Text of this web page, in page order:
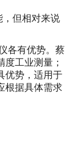
，但相对来说
各有优势。蔡
工业测量；
优势，适用于
根据具体需求